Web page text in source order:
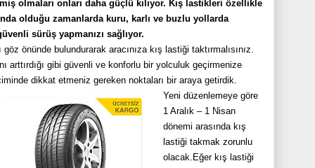
olmaları onları daha güçlü kılıyor. Kış lastikleri özellikle
olduğu zamanlarda kuru, karlı ve buzlu yollarda
sürüş yapmanızı sağlıyor.
önünde bulundurarak aracınıza kış lastiği taktırmalısınız.
arttırdığı gibi güvenli ve konforlu bir yolculuk geçirmenize
dikkat etmeniz gereken noktaları bir araya getirdik.
Yeni düzenlemeye göre
1 Aralık – 1 Nisan
dönemi arasında kış
lastiği takmak zorunlu
olacak.Eğer kış lastiği